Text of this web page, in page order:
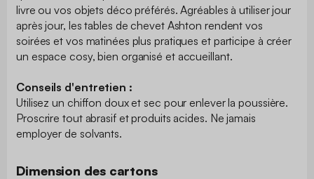
livre ou vos objets déco préférés. Agréables à utiliser jour
après jour, les tables de chevet Ashton rendent vos
soirées et vos matinées plus pratiques et participe à créer
un espace cosy, bien organisé et accueillant.
Conseils d'entretien :
Utilisez un chiffon doux et sec pour enlever la poussière.
Proscrire tout abrasif et produits acides. Ne jamais
employer de solvants.
Dimension des cartons